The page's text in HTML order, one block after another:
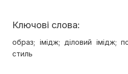
Ключові слова:
образ; імідж; діловий імідж;
стиль